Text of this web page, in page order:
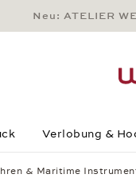
Neu: ATELIER
Verlobung &
& Maritime